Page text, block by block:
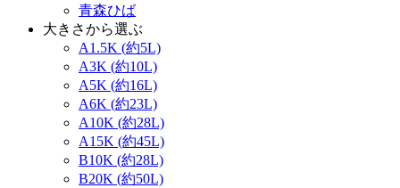
青森ひば
大きさから選ぶ
A1.5K (約5L)
A3K (約10L)
A5K (約16L)
A6K (約23L)
A10K (約28L)
A15K (約45L)
B10K (約28L)
B20K (約50L)